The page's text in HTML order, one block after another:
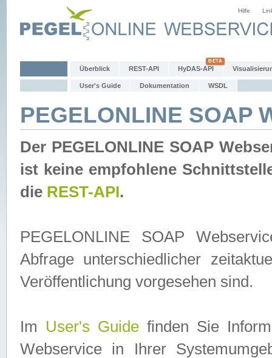
Hilfe
Überblick REST-API HyDAS-API
User's Guide Dokumentation WSDL
PEGELONLINE SOAP
Der PEGELONLINE SOAP
ist keine empfohlene
die REST-API.
PEGELONLINE SOAP
Abfrage unterschiedlicher
Veröffentlichung vorgesehen sind.
Im User's Guidefinden Sie
Webservice in Ihrer